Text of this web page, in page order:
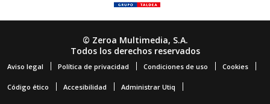
© Zeroa Multimedia, S.A.
Todos los derechos reservados
Aviso legal Política de privacidad Condiciones de uso Cookies
Código ético Accesibilidad Administrar Utiq